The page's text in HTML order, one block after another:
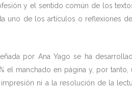
y el sentido común de los
uno de los artículos o reflexiones
por Ana Yago se ha
el manchado en página y, por
ni a la resolución de la